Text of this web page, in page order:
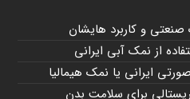
و کاربرد هایشان
از نمک آبی ایرانی
ایرانی یا نمک هیمالیا
برای سلامت بدن